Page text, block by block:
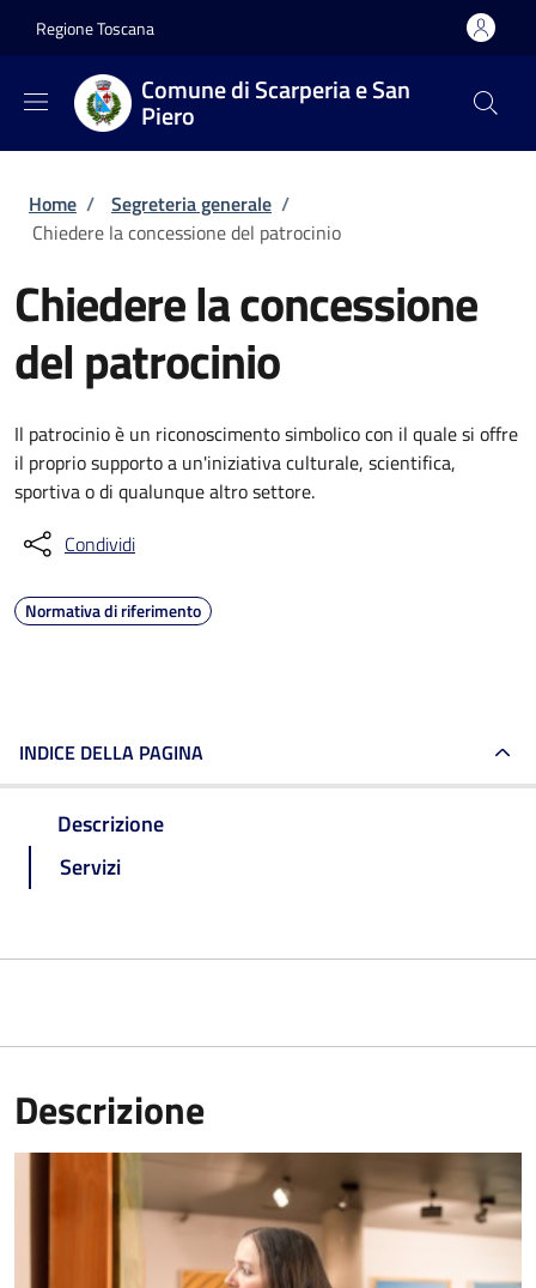
Regione Toscana
Comune di Scarperia e San
Piero
Briciole di pane
Home / Segreteria generale /
Chiedere la concessione del patrocinio
Chiedere la concessione
del patrocinio
Il patrocinio è un riconoscimento simbolico con il quale si offre
il proprio supporto a un'iniziativa culturale, scientifica,
sportiva o di qualunque altro settore.
Condividi
Normativa di riferimento
INDICE DELLA PAGINA
Descrizione
Servizi
Descrizione